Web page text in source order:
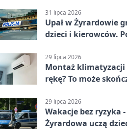
31 lipca 2026
Upał w Żyrardowie
dzieci i kierowców.
29 lipca 2026
Montaż klimatyzacji
rękę? To może
29 lipca 2026
Wakacje bez ryzyka
Żyrardowa uczą